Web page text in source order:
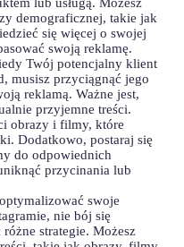
demograficznej,​ takie jak
się więcej o ‍swojej
⁢swoją reklamę.
Twój potencjalny klient
musisz przyciągnąć⁢ jego
‍reklamą. Ważne jest,⁤
przyjemne⁢ treści.
obrazy i filmy,⁢ które
Dodatkowo, postaraj się
do odpowiednich
przycinania lub
​swoje
nie bój się
⁣strategie. Możesz